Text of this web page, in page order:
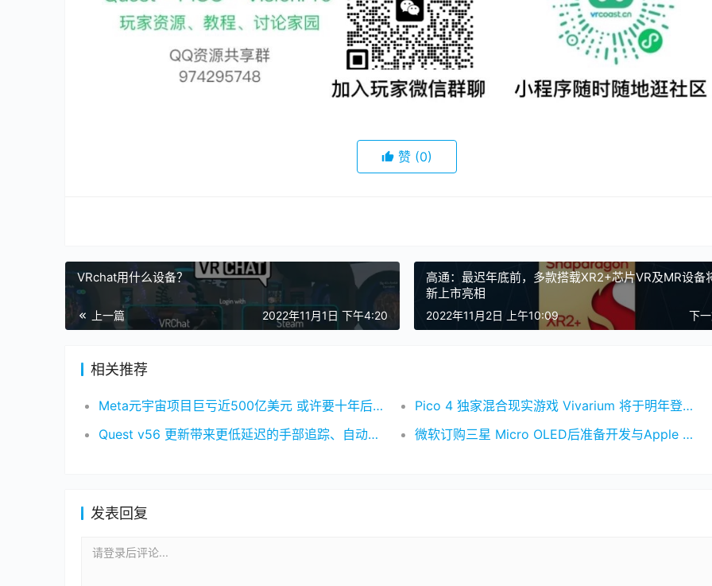
赞 (0)
VRchat用什么设备？
上一篇 2022年11月1日 下午4:20
高通：最迟年底前，多款搭载XR2+芯片VR及MR设备
新上市亮相
下
2022年11月2日 上午10:09
相关推荐
Meta元宇宙项目巨亏近500亿美元 或许要十年后才能完全实现
Pico 4 独家混合现实游戏 Vivarium 将于明年登陆 Meta Quest
Quest v56 更新带来更低延迟的手部追踪、自动电源更新等功能
微软订购三星 Micro OLED后准备开发与Apple Vision Pro 竞争的XR头显
发表回复
请登录后评论...